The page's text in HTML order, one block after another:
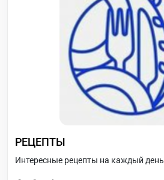
РЕЦЕПТЫ
Интересные рецепты на каждый день